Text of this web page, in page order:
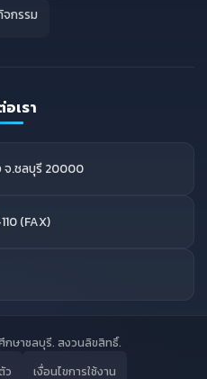
กรรม
เรา
จ.ชลบุรี 20000
(FAX)
ษาชลบุรี. สงวนลิขสิทธิ์.
ว
เงื่อนไขการใช้งาน